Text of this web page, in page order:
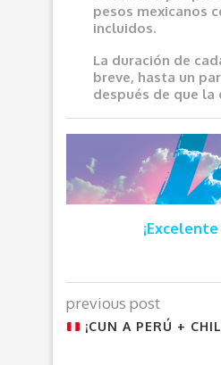
pesos mexicanos
incluidos.
La duración de
breve, hasta un
después de que la
previous post
¡CUN A PERÚ +